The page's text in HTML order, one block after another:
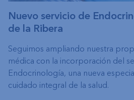
Nuevo servicio de
de la Ribera
Seguimos ampliando nuestra
médica con la incorporación del
Endocrinología, una nueva
cuidado integral de la salud.